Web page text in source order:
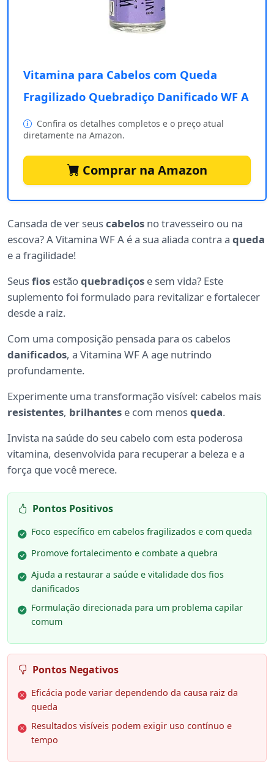
Vitamina para Cabelos com Queda
Fragilizado Quebradiço Danificado WF A
Confira os detalhes completos e o preço atual
diretamente na Amazon.
Comprar na Amazon
Cansada de ver seuscabelos no travesseiro ou na
escova? A Vitamina WF A é a sua aliada contra a queda
e a fragilidade!
Seusfios estãoquebradiços e sem vida? Este
suplemento foi formulado para revitalizar e fortalecer
desde a raiz.
Com uma composição pensada para os cabelos
danificados, a Vitamina WF A age nutrindo
profundamente.
Experimente uma transformação visível: cabelos mais
resistentes, brilhantes e com menosqueda.
Invista na saúde do seu cabelo com esta poderosa
vitamina, desenvolvida para recuperar a beleza e a
força que você merece.
Pontos Positivos
Foco específico em cabelos fragilizados e com queda
Promove fortalecimento e combate a quebra
Ajuda a restaurar a saúde e vitalidade dos fios
danificados
Formulação direcionada para um problema capilar
comum
Pontos Negativos
Eficácia pode variar dependendo da causa raiz da
queda
Resultados visíveis podem exigir uso contínuo e
tempo